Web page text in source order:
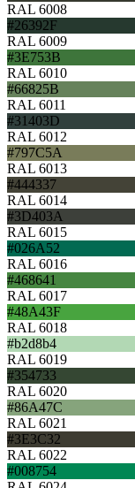
RAL 6008
#26392F
RAL 6009
#3E753B
RAL 6010
#66825B
RAL 6011
#31403D
RAL 6012
#797C5A
RAL 6013
#444337
RAL 6014
#3D403A
RAL 6015
#026A52
RAL 6016
#468641
RAL 6017
#48A43F
RAL 6018
#b2d8b4
RAL 6019
#354733
RAL 6020
#86A47C
RAL 6021
#3E3C32
RAL 6022
#008754